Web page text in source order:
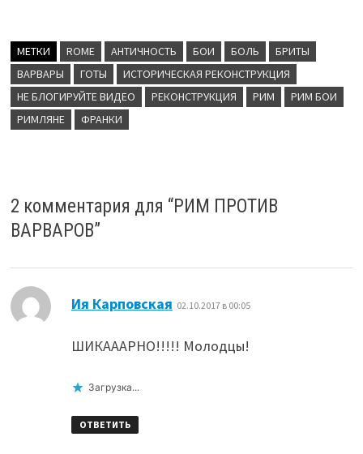
МЕТКИ ROME АНТИЧНОСТЬ БОИ БОЛЬ
БРИТЫ
ВАРВАРЫ
ГОТЫ
ИСТОРИЧЕСКАЯ РЕКОНСТРУКЦИЯ
НЕ БЛОГИРУЙТЕ ВИДЕО
РЕКОНСТРУКЦИЯ РИМ
РИМ БОИ
РИМЛЯНЕ
ФРАНКИ
2 комментария для “РИМ ПРОТИВ
ВАРВАРОВ”
Ия Карповская 02.10.2017 в 00:05
ШИКАААРНО!!!!! Молодцы!
Загрузка...
ОТВЕТИТЬ